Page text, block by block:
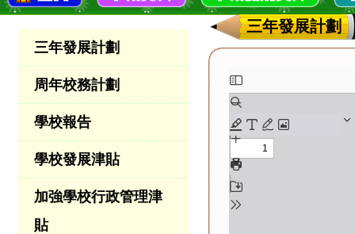
三年發展計劃
周年校務計劃
學校報告
學校發展津貼
加強學校行政管理津
貼
三年發展計劃